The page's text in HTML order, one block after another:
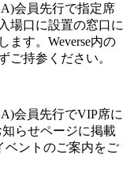
会員先行で指定席
場口に設置の窓口に
ます。Weverse内の
ご持参ください。
会員先行でVIP席に
知らせページに掲載
ベントのご案内をご